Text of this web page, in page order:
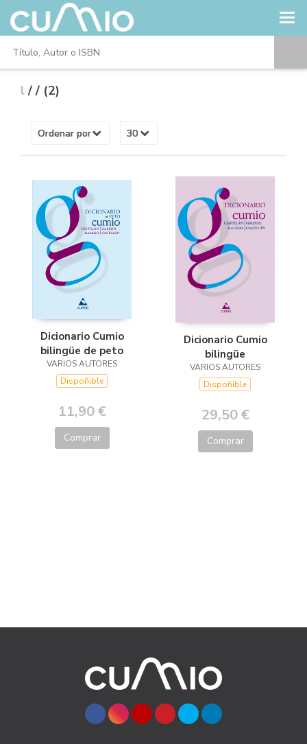
l// (2)
Dicionario Cumio
bilingüe de peto
VARIOS AUTORES
Dispoñible
11,90 €
Comprar
Dicionario Cumio
bilingüe
VARIOS AUTORES
Dispoñible
29,50 €
Comprar